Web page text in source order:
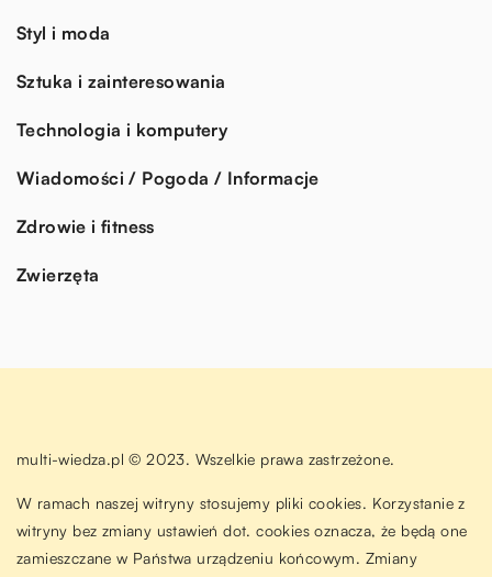
Styl i moda
Sztuka i zainteresowania
Technologia i komputery
Wiadomości / Pogoda / Informacje
Zdrowie i fitness
Zwierzęta
multi-wiedza.pl © 2023. Wszelkie prawa zastrzeżone.
W ramach naszej witryny stosujemy pliki cookies. Korzystanie z
witryny bez zmiany ustawień dot. cookies oznacza, że będą one
zamieszczane w Państwa urządzeniu końcowym. Zmiany